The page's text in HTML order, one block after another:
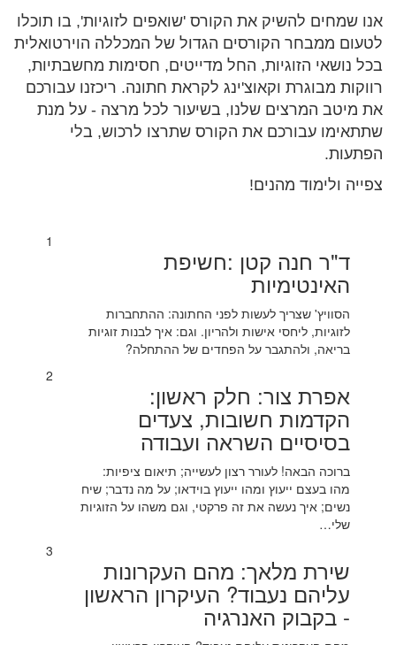
אנו שמחים להשיק את הקורס 'שואפים לזוגיות', בו תוכלו
לטעום ממבחר הקורסים הגדול של המכללה הוירטואלית
בכל נושאי הזוגיות, החל מדייטים, חסימות מחשבתיות,
רווקות מבוגרת וקאוצ'ינג לקראת חתונה. ריכזנו עבורכם
את מיטב המרצים שלנו, בשיעור לכל מרצה - על מנת
שתתאימו עבורכם את הקורס שתרצו לרכוש, בלי
הפתעות.
צפייה ולימוד מהנים!
1
ד"ר חנה קטן :חשיפת
האינטימיות
הסוויץ' שצריך לעשות לפני החתונה: ההתחברות
לזוגיות, ליחסי אישות ולהריון. וגם: איך לבנות זוגיות
בריאה, ולהתגבר על הפחדים של ההתחלה?
2
אפרת צור: חלק ראשון:
הקדמות חשובות, צעדים
בסיסיים השראה ועבודה
ברוכה הבאה! לעורר רצון לעשייה; תיאום ציפיות:
מהו בעצם ייעוץ ומהו ייעוץ בוידאו; על מה נדבר; שיח
נשים; איך נעשה את זה פרקטי, וגם משהו על הזוגיות
שלי…
3
שירת מלאך: מהם העקרונות
עליהם נעבוד? העיקרון הראשון
- בקבוק האנרגיה